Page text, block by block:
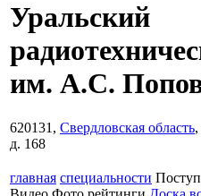
Уральский
им. А.С.
620131, Свердловская область
д. 168
главная специальности